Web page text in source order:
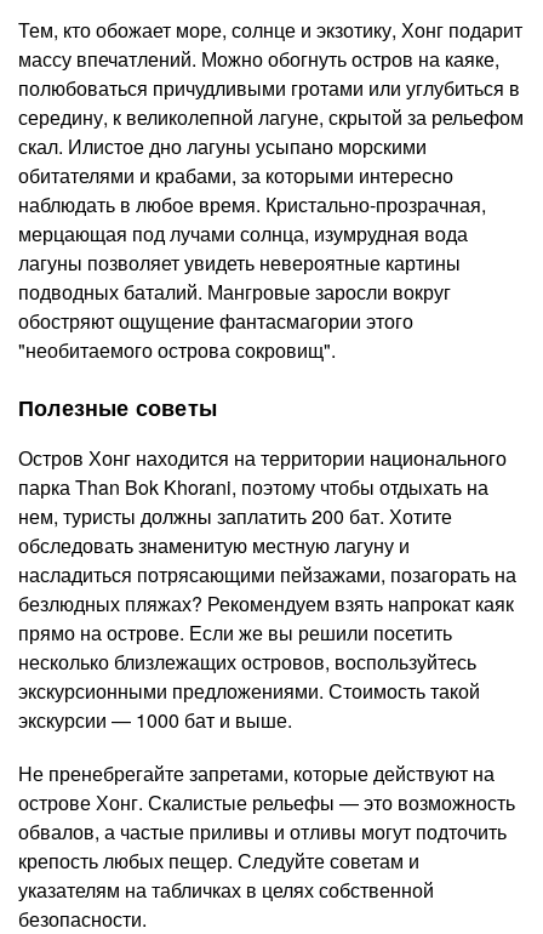
Тем, кто обожает море, солнце и экзотику, Хонг подарит
массу впечатлений. Можно обогнуть остров на каяке,
полюбоваться причудливыми гротами или углубиться в
середину, к великолепной лагуне, скрытой за рельефом
скал. Илистое дно лагуны усыпано морскими
обитателями и крабами, за которыми интересно
наблюдать в любое время. Кристально-прозрачная,
мерцающая под лучами солнца, изумрудная вода
лагуны позволяет увидеть невероятные картины
подводных баталий. Мангровые заросли вокруг
обостряют ощущение фантасмагории этого
"необитаемого острова сокровищ".
Полезные советы
Остров Хонг находится на территории национального
парка Than Bok Khorani, поэтому чтобы отдыхать на
нем, туристы должны заплатить 200 бат. Хотите
обследовать знаменитую местную лагуну и
насладиться потрясающими пейзажами, позагорать на
безлюдных пляжах? Рекомендуем взять напрокат каяк
прямо на острове. Если же вы решили посетить
несколько близлежащих островов, воспользуйтесь
экскурсионными предложениями. Стоимость такой
экскурсии — 1000 бат и выше.
Не пренебрегайте запретами, которые действуют на
острове Хонг. Скалистые рельефы — это возможность
обвалов, а частые приливы и отливы могут подточить
крепость любых пещер. Следуйте советам и
указателям на табличках в целях собственной
безопасности.